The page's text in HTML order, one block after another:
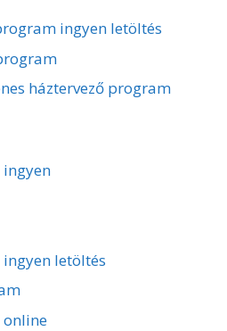
ingyen letöltés
háztervező program
letöltés
online